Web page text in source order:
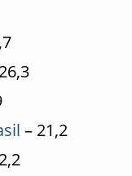
– 21,2